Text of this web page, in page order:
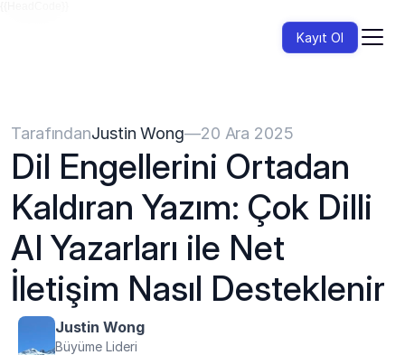
Kayıt Ol
TarafındanJustin Wong—20 Ara 2025
Dil Engellerini Ortadan
Kaldıran Yazım: Çok Dilli
AI Yazarları ile Net
İletişim Nasıl Desteklenir
Justin Wong
Büyüme Lideri